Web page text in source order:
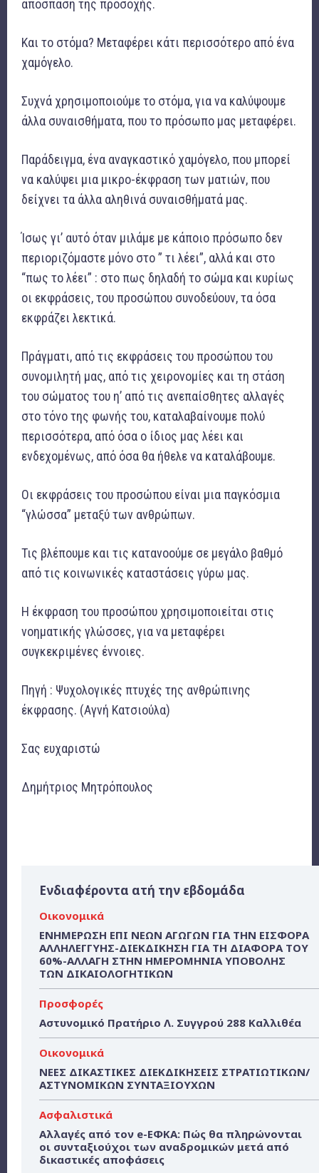
απόσπαση της προσοχής.
Και το στόμα? Μεταφέρει κάτι περισσότερο από ένα
χαμόγελο.
Συχνά χρησιμοποιούμε το στόμα, για να καλύψουμε
άλλα συναισθήματα, που το πρόσωπο μας μεταφέρει.
Παράδειγμα, ένα αναγκαστικό χαμόγελο, που μπορεί
να καλύψει μια μικρο-έκφραση των ματιών, που
δείχνει τα άλλα αληθινά συναισθήματά μας.
Ίσως γι’ αυτό όταν μιλάμε με κάποιο πρόσωπο δεν
περιοριζόμαστε μόνο στο ” τι λέει”, αλλά και στο
“πως το λέει” : στο πως δηλαδή το σώμα και κυρίως
οι εκφράσεις, του προσώπου συνοδεύουν, τα όσα
εκφράζει λεκτικά.
Πράγματι, από τις εκφράσεις του προσώπου του
συνομιλητή μας, από τις χειρονομίες και τη στάση
του σώματος του η’ από τις ανεπαίσθητες αλλαγές
στο τόνο της φωνής του, καταλαβαίνουμε πολύ
περισσότερα, από όσα ο ίδιος μας λέει και
ενδεχομένως, από όσα θα ήθελε να καταλάβουμε.
Οι εκφράσεις του προσώπου είναι μια παγκόσμια
“γλώσσα” μεταξύ των ανθρώπων.
Τις βλέπουμε και τις κατανοούμε σε μεγάλο βαθμό
από τις κοινωνικές καταστάσεις γύρω μας.
Η έκφραση του προσώπου χρησιμοποιείται στις
νοηματικής γλώσσες, για να μεταφέρει
συγκεκριμένες έννοιες.
Πηγή : Ψυχολογικές πτυχές της ανθρώπινης
έκφρασης. (Αγνή Κατσιούλα)
Σας ευχαριστώ
Δημήτριος Μητρόπουλος
Ενδιαφέροντα ατή την εβδομάδα
Οικονομικά
ΕΝΗΜΕΡΩΣΗ ΕΠΙ ΝΕΩΝ ΑΓΩΓΩΝ ΓΙΑ ΤΗΝ ΕΙΣΦΟΡΑ
ΑΛΛΗΛΕΓΓΥΗΣ-ΔΙΕΚΔΙΚΗΣΗ ΓΙΑ ΤΗ ΔΙΑΦΟΡΑ ΤΟΥ
60%-ΑΛΛΑΓΗ ΣΤΗΝ ΗΜΕΡΟΜΗΝΙΑ ΥΠΟΒΟΛΗΣ
ΤΩΝ ΔΙΚΑΙΟΛΟΓΗΤΙΚΩΝ
Προσφορές
Αστυνομικό Πρατήριο Λ. Συγγρού 288 Καλλιθέα
Οικονομικά
ΝΕΕΣ ΔΙΚΑΣΤΙΚΕΣ ΔΙΕΚΔΙΚΗΣΕΙΣ ΣΤΡΑΤΙΩΤΙΚΩΝ/
ΑΣΤΥΝΟΜΙΚΩΝ ΣΥΝΤΑΞΙΟΥΧΩΝ
Ασφαλιστικά
Αλλαγές από τον e-ΕΦΚΑ: Πώς θα πληρώνονται
οι συνταξιούχοι των αναδρομικών μετά από
δικαστικές αποφάσεις